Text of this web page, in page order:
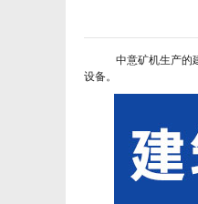
中意矿机生产的
设备。